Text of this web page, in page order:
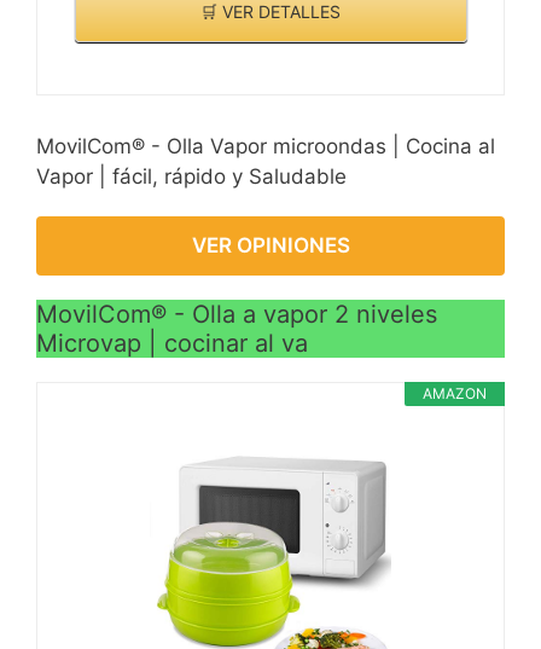
🛒 VER DETALLES
MovilCom® - Olla Vapor microondas | Cocina al
Vapor | fácil, rápido y Saludable
VER OPINIONES
MovilCom® - Olla a vapor 2 niveles
Microvap | cocinar al va
AMAZON